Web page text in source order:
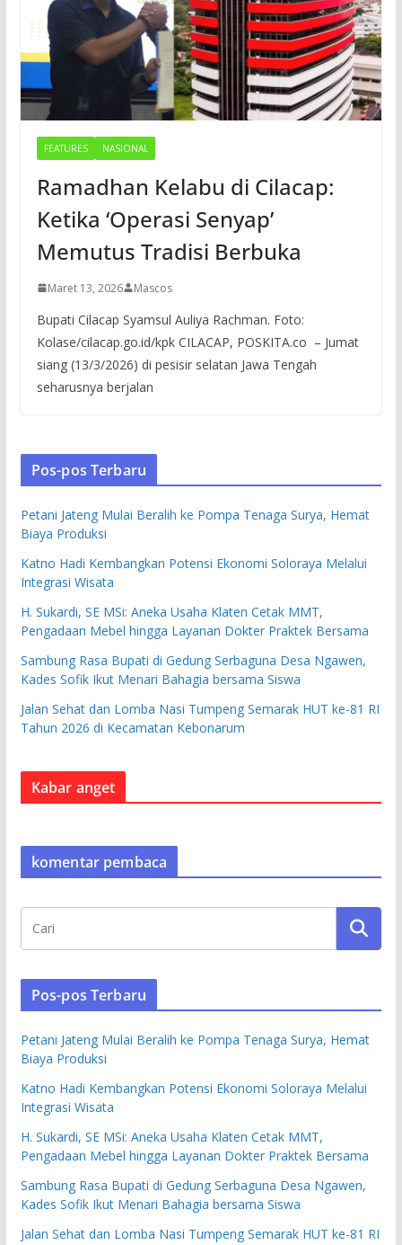
FEATURES NASIONAL
Ramadhan Kelabu di Cilacap:
Ketika ‘Operasi Senyap’
Memutus Tradisi Berbuka
Maret 13, 2026 Mascos
Bupati Cilacap Syamsul Auliya Rachman. Foto:
Kolase/cilacap.go.id/kpk CILACAP, POSKITA.co – Jumat
siang (13/3/2026) di pesisir selatan Jawa Tengah
seharusnya berjalan
Pos-pos Terbaru
Petani Jateng Mulai Beralih ke Pompa Tenaga Surya, Hemat
Biaya Produksi
Katno Hadi Kembangkan Potensi Ekonomi Soloraya Melalui
Integrasi Wisata
H. Sukardi, SE MSi: Aneka Usaha Klaten Cetak MMT,
Pengadaan Mebel hingga Layanan Dokter Praktek Bersama
Sambung Rasa Bupati di Gedung Serbaguna Desa Ngawen,
Kades Sofik Ikut Menari Bahagia bersama Siswa
Jalan Sehat dan Lomba Nasi Tumpeng Semarak HUT ke-81 RI
Tahun 2026 di Kecamatan Kebonarum
Kabar anget
komentar pembaca
Pos-pos Terbaru
Petani Jateng Mulai Beralih ke Pompa Tenaga Surya, Hemat
Biaya Produksi
Katno Hadi Kembangkan Potensi Ekonomi Soloraya Melalui
Integrasi Wisata
H. Sukardi, SE MSi: Aneka Usaha Klaten Cetak MMT,
Pengadaan Mebel hingga Layanan Dokter Praktek Bersama
Sambung Rasa Bupati di Gedung Serbaguna Desa Ngawen,
Kades Sofik Ikut Menari Bahagia bersama Siswa
Jalan Sehat dan Lomba Nasi Tumpeng Semarak HUT ke-81 RI